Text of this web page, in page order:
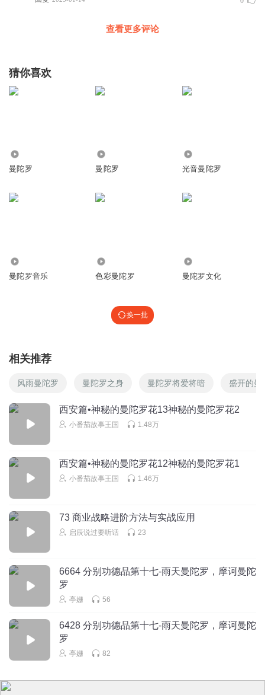
查看更多评论
猜你喜欢
曼陀罗 曼陀罗 光音曼陀罗
曼陀罗音乐 色彩曼陀罗 曼陀罗文化
换一批
相关推荐
风雨曼陀罗 曼陀罗之身 曼陀罗将爱将暗 盛开的曼
西安篇•神秘的曼陀罗花13神秘的曼陀罗花2
小番茄故事王国 1.48万
西安篇•神秘的曼陀罗花12神秘的曼陀罗花1
小番茄故事王国 1.46万
73 商业战略进阶方法与实战应用
启辰说过要听话 23
6664 分别功德品第十七-雨天曼陀罗，摩诃曼陀
罗
亭姗 56
6428 分别功德品第十七-雨天曼陀罗，摩诃曼陀
罗
亭姗 82